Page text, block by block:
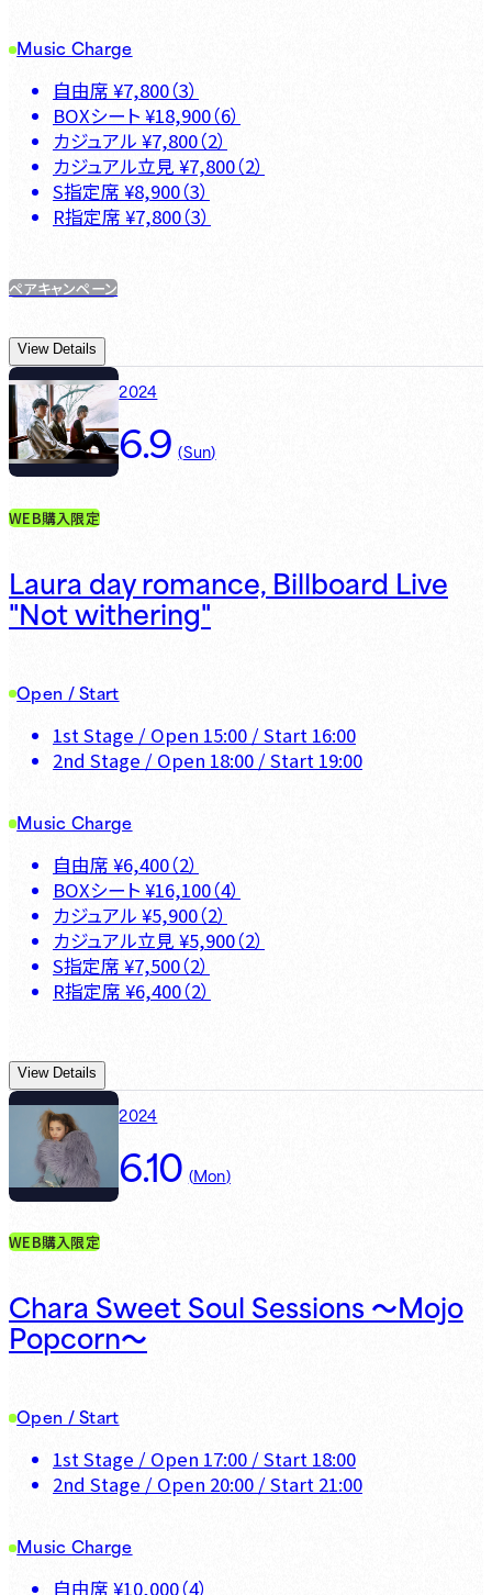
Music Charge
自由席 ¥7,800（3）
BOXシート ¥18,900（6）
カジュアル ¥7,800（2）
カジュアル立見 ¥7,800（2）
S指定席 ¥8,900（3）
R指定席 ¥7,800（3）
ペアキャンペーン
View Details
2024
6.9 (Sun)
WEB購入限定
Laura day romance, Billboard Live
"Not withering"
Open / Start
1st Stage / Open 15:00 / Start 16:00
2nd Stage / Open 18:00 / Start 19:00
Music Charge
自由席 ¥6,400（2）
BOXシート ¥16,100（4）
カジュアル ¥5,900（2）
カジュアル立見 ¥5,900（2）
S指定席 ¥7,500（2）
R指定席 ¥6,400（2）
View Details
2024
6.10 (Mon)
WEB購入限定
Chara Sweet Soul Sessions 〜Mojo
Popcorn〜
Open / Start
1st Stage / Open 17:00 / Start 18:00
2nd Stage / Open 20:00 / Start 21:00
Music Charge
自由席 ¥10,000（4）